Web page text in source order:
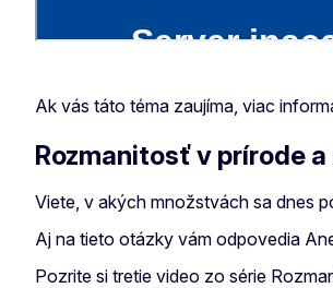
Ak vás táto téma zaujíma, viac
Rozmanitosť v prírode
Viete, v akých množstvách sa dnes
Aj na tieto otázky vám odpovedia
Pozrite si tretie video zo série